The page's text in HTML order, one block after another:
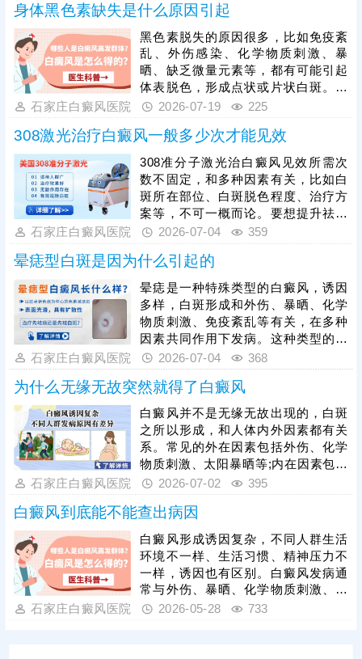
身体黑色素缺失是什么原因引起
黑色素脱失的原因很多，比如免疫紊
乱、外伤感染、化学物质刺激、暴
晒、缺乏微量元素等，都有可能引起
体表脱色，形成点状或片状白斑。白
癜风就是这样的皮肤病，白斑初期面
散，因此一旦确诊为白癜风，还需进
行规范治疗，趁早就医，早治早好。
另外，从自身做起，养成健康生活习
惯，增强体质和免疫，避免不良因素
刺激，由内而外令肤色还原。
石家庄白癜风医院 2026-07-19 225
308激光治疗白癜风一般多少次才能见效
308准分子激光治白癜风见效所需次
数不固定，和多种因素有关，比如白
斑所在部位、白斑脱色程度、治疗方
案等，不可一概而论。要想提升祛白
速度，可以趁着发病早期前往医院就
量、频率、疗程，按部就班治疗，使
白斑早日着色。
石家庄白癜风医院 2026-07-04 359
晕痣型白斑是因为什么引起的
晕痣是一种特殊类型的白癜风，诱因
多样，白斑形成和外伤、暴晒、化学
物质刺激、免疫紊乱等有关，在多种
因素共同作用下发病。这种类型的白
斑也有扩散特征，还应趁着发病早期
就医，早治疗，早恢复。医院治白癜
风方法多样，包括药物、照光、手术
等，需结合白斑时期、类型制定个性
化治疗方案，一人一方，祛白效果更
有保障。
石家庄白癜风医院 2026-07-04 368
为什么无缘无故突然就得了白癜风
白癜风并不是无缘无故出现的，白斑
之所以形成，和人体内外因素都有关
系。常见的外在因素包括外伤、化学
物质刺激、太阳暴晒等;内在因素包括
免疫紊乱、缺乏微量元素、精神紧张
等，白癜风通常在人体内外因素共同
作用下发病。确诊为白癜风，不可大
意，虽然早期症状轻，但易扩散，还
需抓早期治，早治早好，免遭困扰。
石家庄白癜风医院 2026-07-02 395
白癜风到底能不能查出病因
白癜风形成诱因复杂，不同人群生活
环境不一样、生活习惯、精神压力不
一样，诱因也有区别。白癜风发病通
常与外伤、暴晒、化学物质刺激、免
疫紊乱、精神紧张、遗传等多种因素
石家庄白癜风医院 2026-05-28 733